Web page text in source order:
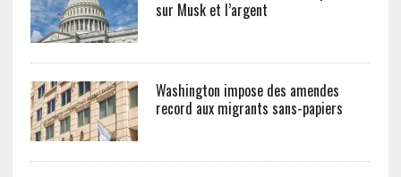
sur Musk et l’argent
Washington impose des amendes
record aux migrants sans-papiers